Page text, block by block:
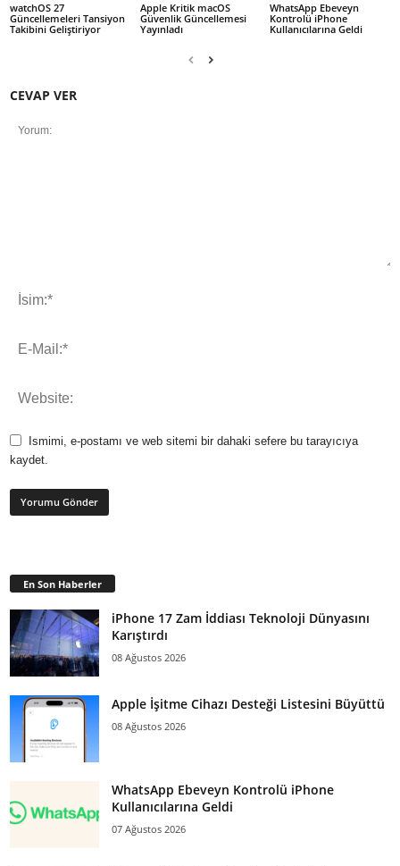
watchOS 27
Güncellemeleri Tansiyon
Takibini Geliştiriyor
Apple Kritik macOS
Güvenlik Güncellemesi
Yayınladı
WhatsApp Ebeveyn
Kontrolü iPhone
Kullanıcılarına Geldi
CEVAP VER
Ismimi, e-postamı ve web sitemi bir dahaki sefere bu tarayıcıya
kaydet.
En Son Haberler
iPhone 17 Zam İddiası Teknoloji Dünyasını
Karıştırdı
08 Ağustos 2026
Apple İşitme Cihazı Desteği Listesini Büyüttü
08 Ağustos 2026
WhatsApp Ebeveyn Kontrolü iPhone
Kullanıcılarına Geldi
07 Ağustos 2026